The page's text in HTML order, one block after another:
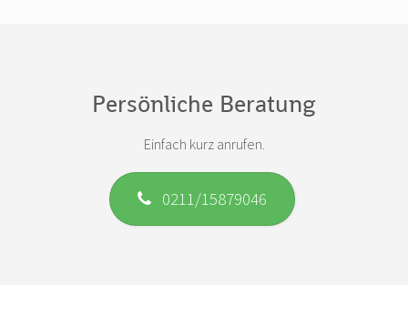
Persönliche Beratung
Einfach kurz anrufen.
0211/15879046